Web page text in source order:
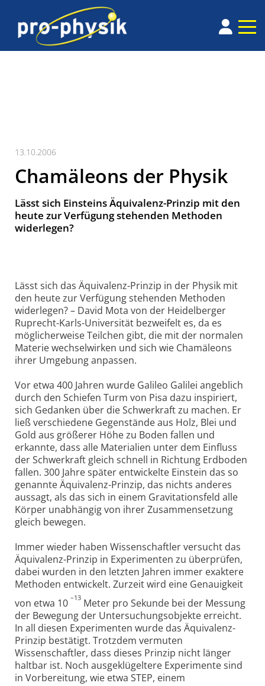
13.10.2006
Chamäleons der Physik
Lässt sich Einsteins Äquivalenz-Prinzip mit den
heute zur Verfügung stehenden Methoden
widerlegen?
Lässt sich das Äquivalenz-Prinzip in der Physik mit
den heute zur Verfügung stehenden Methoden
widerlegen? – David Mota von der Heidelberger
Ruprecht-Karls-Universität bezweifelt es, da es
möglicherweise Teilchen gibt, die mit der normalen
Materie wechselwirken und sich wie Chamäleons
ihrer Umgebung anpassen.
Vor etwa 400 Jahren wurde Galileo Galilei angeblich
durch den Schiefen Turm von Pisa dazu inspiriert,
sich Gedanken über die Schwerkraft zu machen. Er
ließ verschiedene Gegenstände aus Holz, Blei und
Gold aus größerer Höhe zu Boden fallen und
erkannte, dass alle Materialien unter dem Einfluss
der Schwerkraft gleich schnell in Richtung Erdboden
fallen. 300 Jahre später entwickelte Einstein das so
genannte Äquivalenz-Prinzip, das nichts anderes
aussagt, als das sich in einem Gravitationsfeld alle
Körper unabhängig von ihrer Zusammensetzung
gleich bewegen.
Immer wieder haben Wissenschaftler versucht das
Äquivalenz-Prinzip in Experimenten zu überprüfen,
dabei wurden in den letzten Jahren immer exaktere
Methoden entwickelt. Zurzeit wird eine Genauigkeit
von etwa 10 –13 Meter pro Sekunde bei der Messung
der Bewegung der Untersuchungsobjekte erreicht.
In all diesen Experimenten wurde das Äquivalenz-
Prinzip bestätigt. Trotzdem vermuten
Wissenschaftler, dass dieses Prinzip nicht länger
haltbar ist. Noch ausgeklügeltere Experimente sind
in Vorbereitung, wie etwa STEP, einem